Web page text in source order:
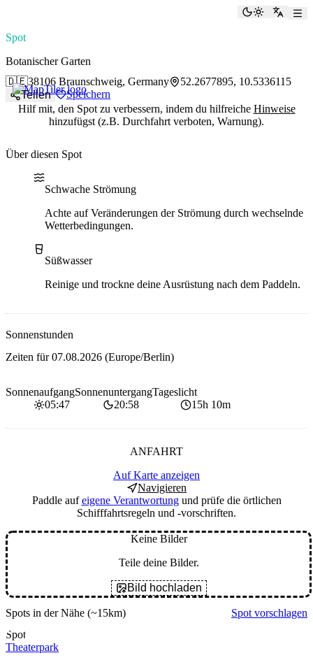
Zu
Spot
Botanischer Garten
🇩🇪38106 Braunschweig, Germany
52.2677895, 10.5336115
Teilen
Speichern
Hilf mit, den Spot zu verbessern, indem du hilfreiche Hinweise
hinzufügst (z.B. Durchfahrt verboten, Warnung).
Über diesen Spot
Water current
Schwache Strömung
Achte auf Veränderungen der Strömung durch wechselnde
Wetterbedingungen.
Water type
Süßwasser
Reinige und trockne deine Ausrüstung nach dem Paddeln.
Sonnenstunden
Zeiten für07.08.2026 (Europe/Berlin)
Sonnenaufgang
05:47
Sonnenuntergang
20:58
Tageslicht
15h 10m
ANFAHRT
Auf Karte anzeigen
Navigieren
Paddle aufeigene Verantwortungund prüfe die örtlichen
Schifffahrtsregeln und -vorschriften.
Keine Bilder
Teile deine Bilder.
Bild hochladen
Spots in der Nähe (~15km)
Spot vorschlagen
Spot
Theaterpark